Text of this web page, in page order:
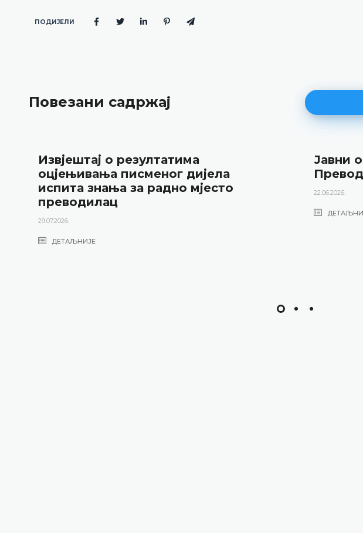
ПОДИЈЕЛИ
Повезани садржај
Извјештај о резултатима
оцјењивања писменог дијела
испита знања за радно мјесто
преводилац
29.07.2026.
ДЕТАЉНИЈЕ
Јавни
22.06.2026.